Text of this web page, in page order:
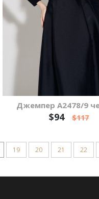
Джемпер А2478/9
$94 $117
19 20 21 22